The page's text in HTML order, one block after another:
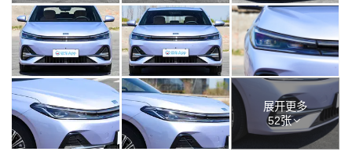
展开更多
52张